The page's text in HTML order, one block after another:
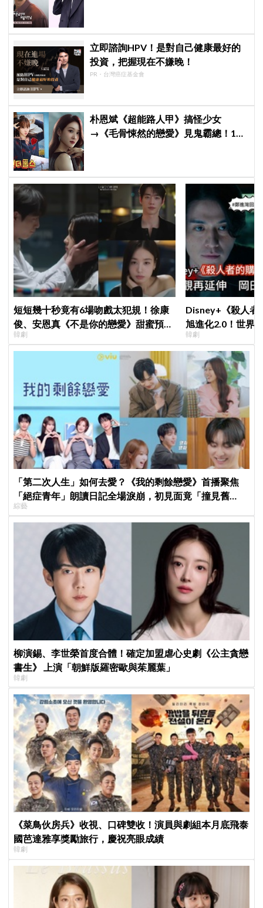
立即諮詢HPV！是對自己健康最好的
投資，把握現在不嫌晚！
PR・台灣癌症基金會
朴恩斌《超能路人甲》搞怪少女
→《毛骨悚然的戀愛》見鬼霸總！180
短短幾十秒竟有6場吻戲太犯規！徐康
俊、安恩真《不是你的戀愛》甜蜜預告
公開，網友直呼：太期待了！
韓劇
Disney+《殺人者
旭進化2.0！世界
登場竟殺了「他」
韓劇
「第二次人生」如何去愛？《我的剩餘戀愛》首播聚焦
「絕症青年」朗讀日記全場淚崩，初見面竟「撞見舊
識」！
綜藝
柳演錫、李世榮首度合體！確定加盟虐心史劇《公主貪戀
書生》 上演「朝鮮版羅密歐與茱麗葉」
韓劇
《菜鳥伙房兵》收視、口碑雙收！演員與劇組本月底飛泰
國芭達雅享獎勵旅行，慶祝亮眼成績
韓劇